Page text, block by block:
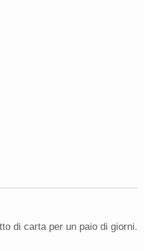
di carta per un paio di giorni.